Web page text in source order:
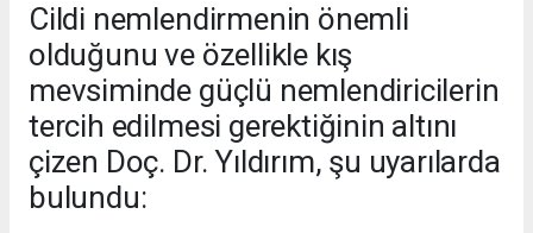
Cildi nemlendirmenin önemli
olduğunu ve özellikle kış
mevsiminde güçlü nemlendiricilerin
tercih edilmesi gerektiğinin altını
çizen Doç. Dr. Yıldırım, şu uyarılarda
bulundu: